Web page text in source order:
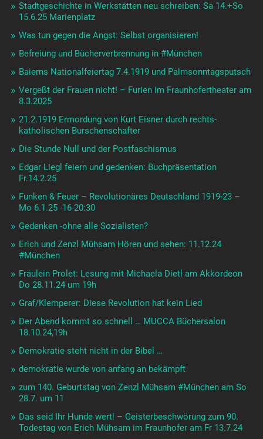
Stadtgeschichte in Werkstätten neu schreiben: Sa 14.+So
15.6.25 Marienplatz
Was tun gegen die Angst: Selbst organisieren!
Befreiung und Bücherverbrennung in #München
Baierns Nationalfeiertag 7.4.1919 und Palmsonntagsputsch
Vergeßt der Frauen nicht! – Furien im Fraunhofertheater am
8.3.2025
21.2.1919 Ermordung von Kurt Eisner durch rechts-
katholischen Burschenschafter
Die Stunde Null und der Postfaschismus
Edgar Liegl feiern und gedenken: Buchpräsentation
Fr.14.2.25
Funken & Feuer – Revolutionäres Deutschland 1919-23 –
Mo 6.1.25 -16-20:30
Gedenken -ohne alle Sozialisten?
Erich und Zenzl Mühsam Hören und sehen: 11.12.24
#München
Fräulein Prolet: Lesung mit Michaela Dietl am Akkordeon
Do 28.11.24 um 19h
Graf/Klemperer: Diese Revolution hat kein Lied
Der Abend kommt so schnell … MUCCA Büchersalon
18.10.24,19h
Demokratie steht nicht in der Bibel …
demokratie wurde von anfang an bekämpft
zum 140. Geburtstag von Zenzl Mühsam #München am So
28.7. um 11
Das seid Ihr Hunde wert! – Geisterbeschwörung zum 90.
Todestag von Erich Mühsam im Fraunhofer am Fr 13.7.24